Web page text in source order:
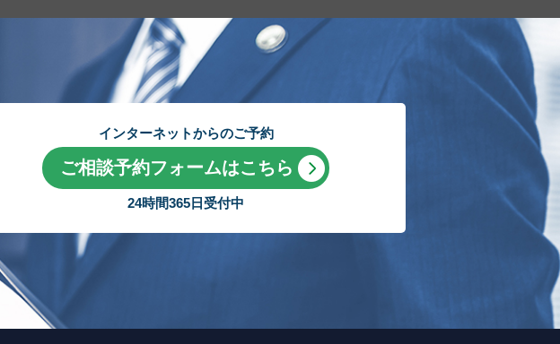
インターネットからのご予約
ご相談予約フォームはこちら
24時間365日受付中